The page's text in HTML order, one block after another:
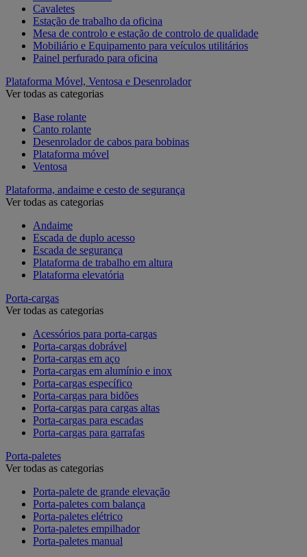
Cavaletes
Estação de trabalho da oficina
Mesa de controlo e estação de controlo de qualidade
Mobiliário e Equipamento para veículos utilitários
Painel perfurado para oficina
Plataforma Móvel, Ventosa e Desenrolador
Ver todas as categorias
Base rolante
Canto rolante
Desenrolador de cabos para bobinas
Plataforma móvel
Ventosa
Plataforma, andaime e cesto de segurança
Ver todas as categorias
Andaime
Escada de duplo acesso
Escada de segurança
Plataforma de trabalho em altura
Plataforma elevatória
Porta-cargas
Ver todas as categorias
Acessórios para porta-cargas
Porta-cargas dobrável
Porta-cargas em aço
Porta-cargas em alumínio e inox
Porta-cargas específico
Porta-cargas para bidões
Porta-cargas para cargas altas
Porta-cargas para escadas
Porta-cargas para garrafas
Porta-paletes
Ver todas as categorias
Porta-palete de grande elevação
Porta-paletes com balança
Porta-paletes elétrico
Porta-paletes empilhador
Porta-paletes manual